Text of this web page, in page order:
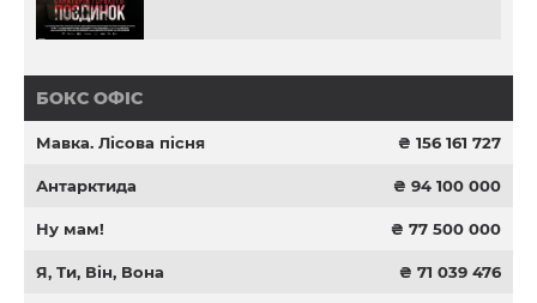
БОКС ОФІС
Мавка. Лісова пісня ₴ 156 161 727
Антарктида ₴ 94 100 000
Ну мам! ₴ 77 500 000
Я, Ти, Він, Вона ₴ 71 039 476